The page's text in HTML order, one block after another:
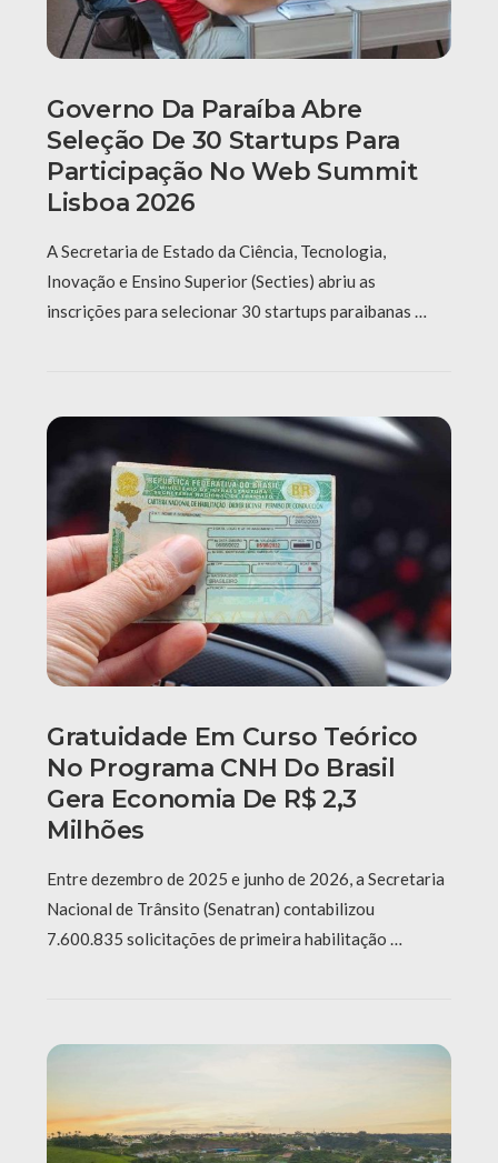
Governo Da Paraíba Abre
Seleção De 30 Startups Para
Participação No Web Summit
Lisboa 2026
A Secretaria de Estado da Ciência, Tecnologia,
Inovação e Ensino Superior (Secties) abriu as
inscrições para selecionar 30 startups paraibanas …
Gratuidade Em Curso Teórico
No Programa CNH Do Brasil
Gera Economia De R$ 2,3
Milhões
Entre dezembro de 2025 e junho de 2026, a Secretaria
Nacional de Trânsito (Senatran) contabilizou
7.600.835 solicitações de primeira habilitação …